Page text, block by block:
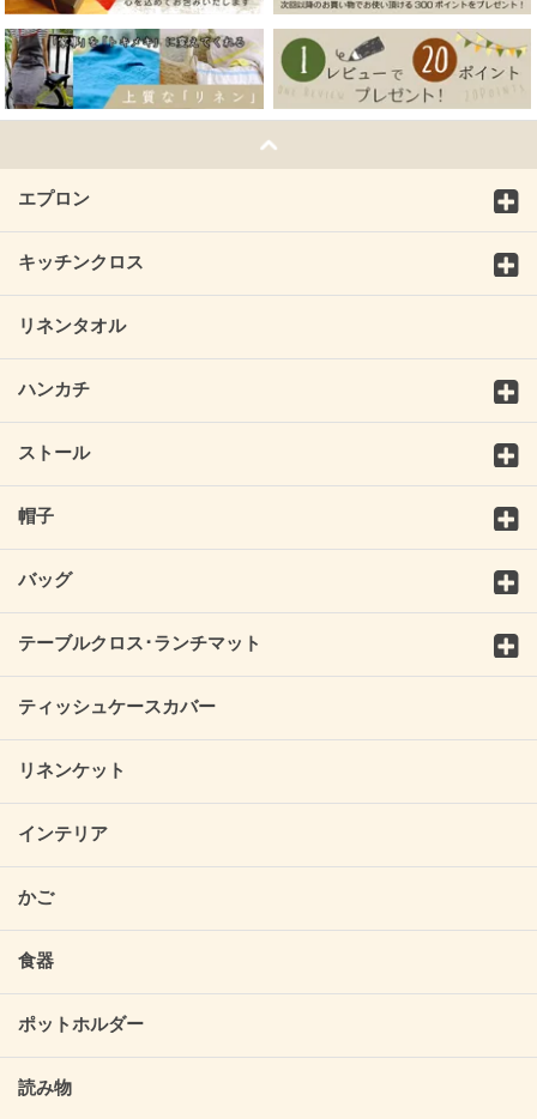
エプロン
キッチンクロス
リネンタオル
ハンカチ
ストール
帽子
バッグ
テーブルクロス･ランチマット
ティッシュケースカバー
リネンケット
インテリア
かご
食器
ポットホルダー
読み物